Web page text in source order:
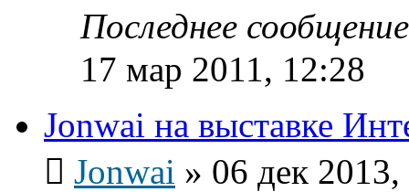
Последнее
17 мар 2011, 12:28
Jonwai на выставке
Jonwai » 06 дек